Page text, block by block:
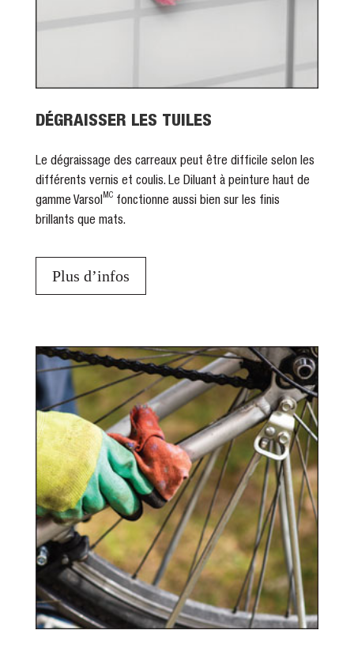
DÉGRAISSER LES TUILES
Le dégraissage des carreaux peut être difficile selon les
différents vernis et coulis. Le Diluant à peinture haut de
gamme VarsolMCfonctionne aussi bien sur les finis
brillants que mats.
Plus d’infos